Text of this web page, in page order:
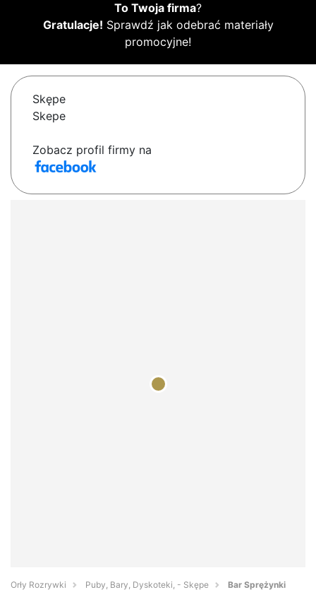
To Twoja firma?
Gratulacje! Sprawdź jak odebrać materiały
promocyjne!
Skępe
Skepe
Zobacz profil firmy na
Orły Rozrywki Puby, Bary, Dyskoteki, - Skępe Bar Sprężynki